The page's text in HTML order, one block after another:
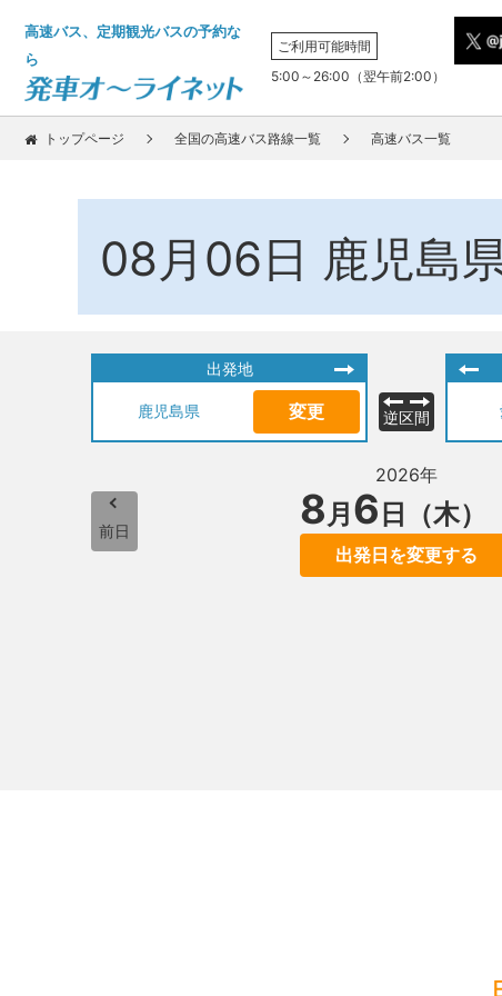
高速バス、定期観光バスの予約な
ら
ご利用可能時間
5:00～26:00（翌午前2:00）
トップページ 全国の高速バス路線一覧 高速バス一覧
08月06日 鹿児島
出発地
鹿児島県 変更 逆区間
前日
2026年
8月 6 日（木）
出発日を変更する